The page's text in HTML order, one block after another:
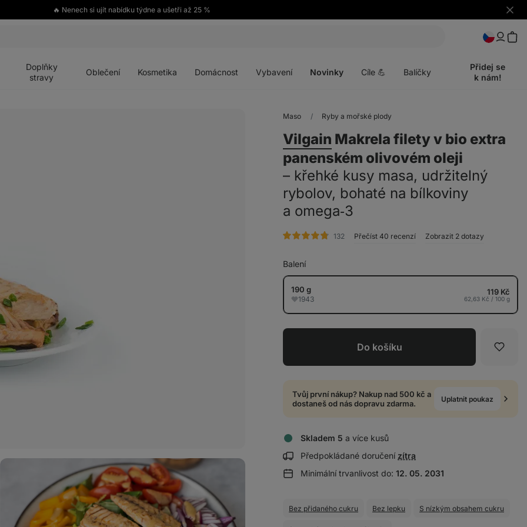
🔥 Nenech si ujít nabídku týdne a ušetři až 25 %
Skrýt
Doplňky
stravy
Oblečení Kosmetika Domácnost Vybavení Novinky Cíle 💪 Balíčky
Přidej se
k nám!
Maso Ryby a mořské plody
Vilgain Makrela filety v bio extra
panenském olivovém oleji
⁠–⁠ křehké kusy masa, udržitelný
rybolov, bohaté na bílkoviny
a omega‑3
132 hodnocení
Přečíst 40 recenzí Zobrazit 2 dotazy
Balení
190 g
1943
119 Kč
62,63 Kč / 100 g
Do košíku
Tvůj první nákup? Nakup nad 500 kč a
dostaneš od nás dopravu zdarma.
Uplatnit poukaz
Skladem 5 a více kusů
Předpokládané doručení Zobrazit
o
zítra
Minimální trvanlivost do: 12. 05. 2031
Bez přidaného cukru Bez lepku S nízkým obsahem cukru